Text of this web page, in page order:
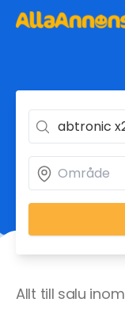
Allt till salu inom